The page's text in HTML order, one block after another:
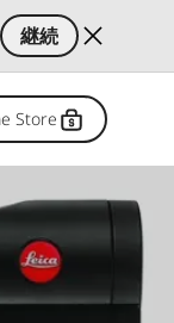
継続
Store